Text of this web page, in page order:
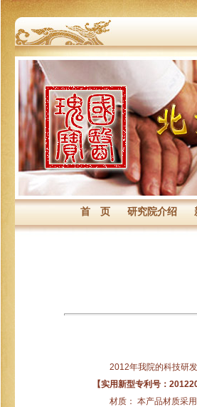
首 页 研究院介绍
2012年我院的科技研发
【实用新型专利号：
材质： 本产品材质采用